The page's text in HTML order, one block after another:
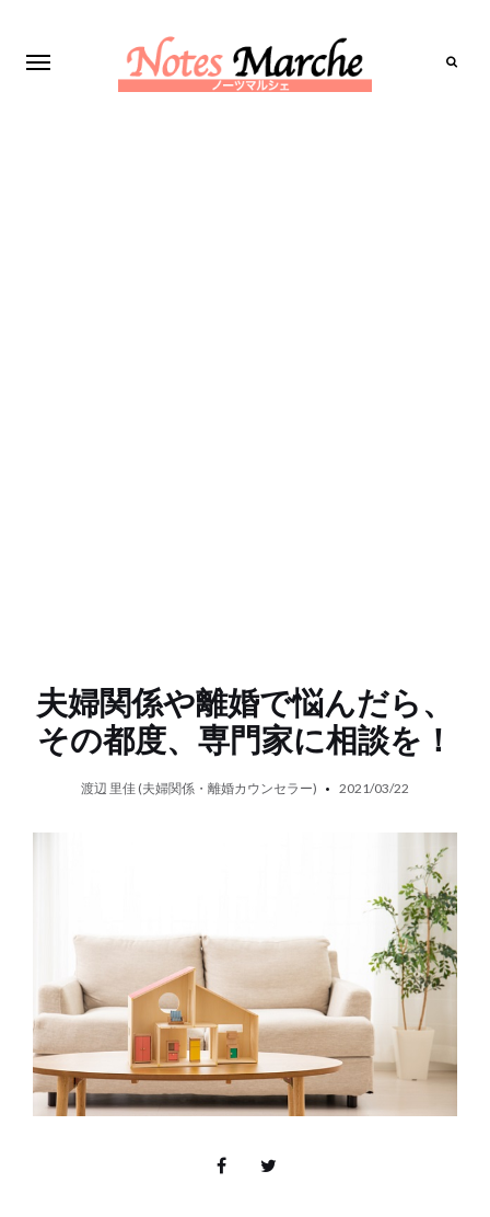
夫婦関係や離婚で悩んだら、
その都度、専門家に相談を！
渡辺 里佳 (夫婦関係・離婚カウンセラー) 2021/03/22